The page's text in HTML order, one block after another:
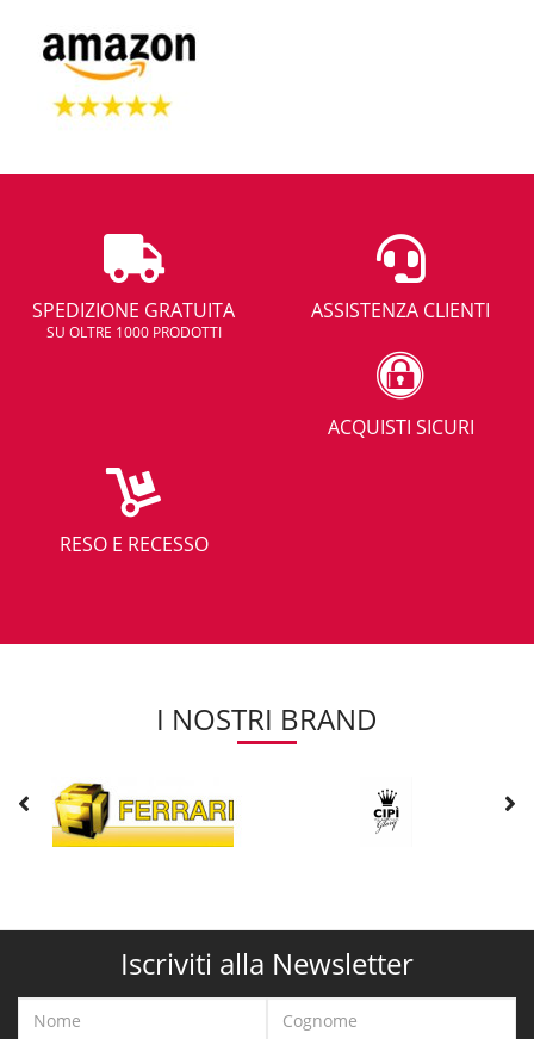
SPEDIZIONE GRATUITA
SU OLTRE 1000 PRODOTTI
ASSISTENZA CLIENTI
ACQUISTI SICURI
RESO E RECESSO
I NOSTRI BRAND
Iscriviti alla Newsletter